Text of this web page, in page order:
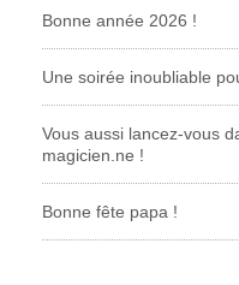
Bonne année 2026 !
Une soirée inoubliable
Vous aussi lancez-vous
magicien.ne !
Bonne fête papa !